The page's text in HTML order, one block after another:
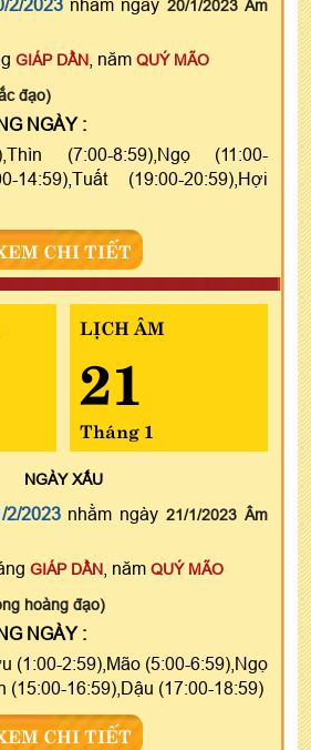
2/2023nhằm ngày 20/1/2023 Âm
GIÁP DẦN , năm QUÝ MÃO
đạo)
NGÀY :
(7:00-8:59),Ngọ (11:00-
14:59),Tuất (19:00-20:59),Hợi
CHI TIẾT
LỊCH ÂM
21
Tháng 1
NGÀYXẤU
2/2023nhằm ngày21/1/2023 Âm
GIÁP DẦN , năm QUÝ MÃO
hoàng đạo)
NGÀY :
(1:00-2:59),Mão (5:00-6:59),Ngọ
(15:00-16:59),Dậu (17:00-18:59)
CHI TIẾT